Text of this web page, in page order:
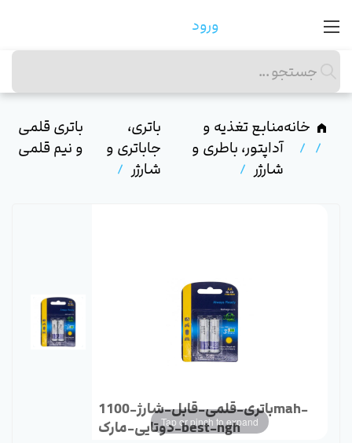
ورود
خانهمنابع تغذیه و
آداپتور، باطری و
شارژر
باتری،
جاباتری و
شارژر
باتری قلمی
و نیم قلمی
باتری-قلمی-قابل-شارژ-1100mah-
دوتایی-مارک-best-ngh
Tap or pinch to expand